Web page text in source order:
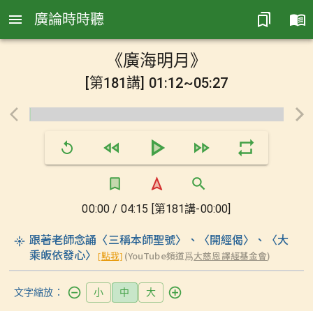
廣論時時聽
《廣海明月》
[第181講] 01:12~05:27
00:00 / 04:15 [第181講-00:00]
跟著老師念誦〈三稱本師聖號〉、〈開經偈〉、〈大
乘皈依發心〉
[點我] (YouTube頻道爲大慈恩譯經基金會)
文字縮放： 小 中 大